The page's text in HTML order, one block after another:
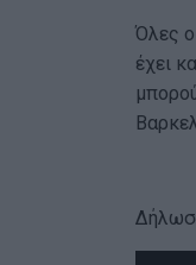
Όλες
έχει